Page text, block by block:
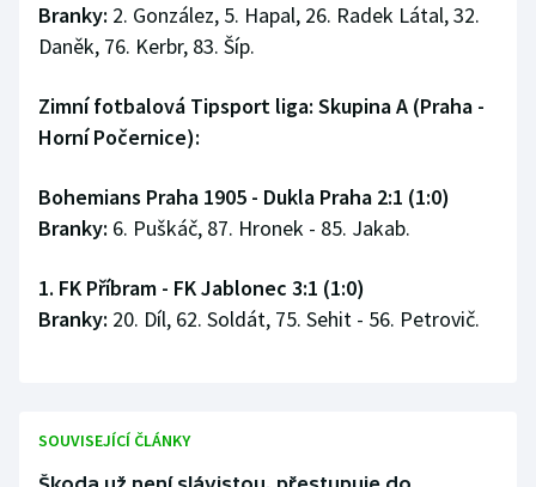
Branky: 2. González, 5. Hapal, 26. Radek Látal, 32.
Daněk, 76. Kerbr, 83. Šíp.
Zimní fotbalová Tipsport liga: Skupina A (Praha -
Horní Počernice):
Bohemians Praha 1905 - Dukla Praha 2:1 (1:0)
Branky: 6. Puškáč, 87. Hronek - 85. Jakab.
1. FK Příbram - FK Jablonec 3:1 (1:0)
Branky: 20. Díl, 62. Soldát, 75. Sehit - 56. Petrovič.
SOUVISEJÍCÍ ČLÁNKY